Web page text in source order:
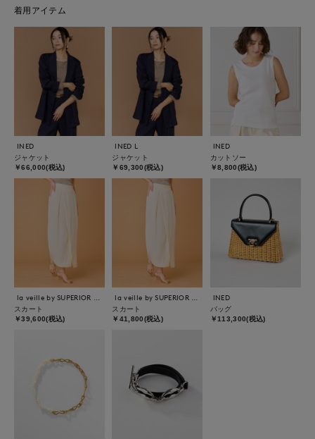
着用アイテム
INED
ジャケット
￥66,000(税込)
INED L
ジャケット
￥69,300(税込)
INED
カットソー
￥8,800(税込)
スカート
￥39,600(税込)
スカート
￥41,800(税込)
INED
バッグ
￥113,300(税込)